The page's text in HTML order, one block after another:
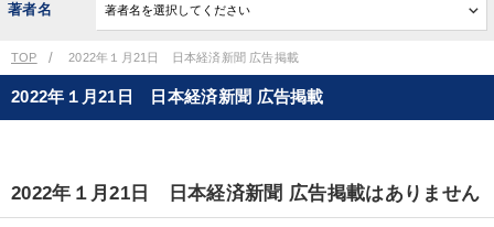
著者名
TOP 2022年１月21日 日本経済新聞 広告掲載
2022年１月21日 日本経済新聞 広告掲載
2022年１月21日 日本経済新聞 広告掲載はありません